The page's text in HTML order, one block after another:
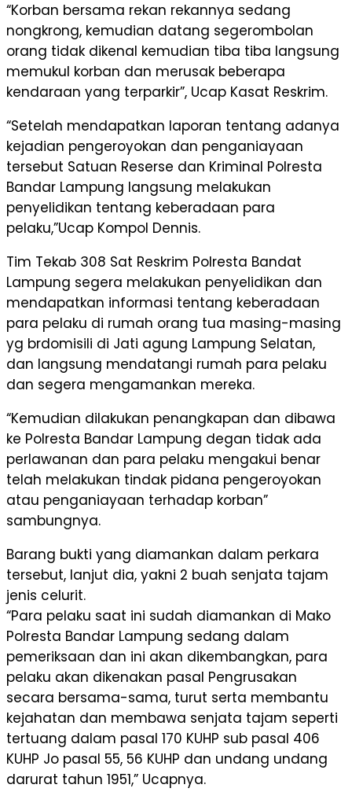
“Korban bersama rekan rekannya sedang
nongkrong, kemudian datang segerombolan
orang tidak dikenal kemudian tiba tiba langsung
memukul korban dan merusak beberapa
kendaraan yang terparkir”, Ucap Kasat Reskrim.
“Setelah mendapatkan laporan tentang adanya
kejadian pengeroyokan dan penganiayaan
tersebut Satuan Reserse dan Kriminal Polresta
Bandar Lampung langsung melakukan
penyelidikan tentang keberadaan para
pelaku,”Ucap Kompol Dennis.
Tim Tekab 308 Sat Reskrim Polresta Bandat
Lampung segera melakukan penyelidikan dan
mendapatkan informasi tentang keberadaan
para pelaku di rumah orang tua masing-masing
yg brdomisili di Jati agung Lampung Selatan,
dan langsung mendatangi rumah para pelaku
dan segera mengamankan mereka.
“Kemudian dilakukan penangkapan dan dibawa
ke Polresta Bandar Lampung degan tidak ada
perlawanan dan para pelaku mengakui benar
telah melakukan tindak pidana pengeroyokan
atau penganiayaan terhadap korban”
sambungnya.
Barang bukti yang diamankan dalam perkara
tersebut, lanjut dia, yakni 2 buah senjata tajam
jenis celurit.
“Para pelaku saat ini sudah diamankan di Mako
Polresta Bandar Lampung sedang dalam
pemeriksaan dan ini akan dikembangkan, para
pelaku akan dikenakan pasal Pengrusakan
secara bersama-sama, turut serta membantu
kejahatan dan membawa senjata tajam seperti
tertuang dalam pasal 170 KUHP sub pasal 406
KUHP Jo pasal 55, 56 KUHP dan undang undang
darurat tahun 1951,” Ucapnya.